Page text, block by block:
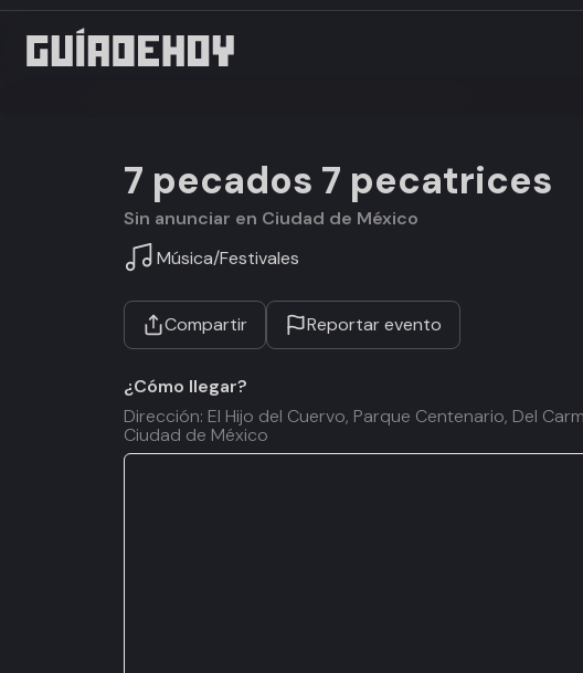
7 pecados 7 pecatrices
Sin anunciar en Ciudad de México
Música/Festivales
Compartir Reportar evento
¿Cómo llegar?
Dirección: El Hijo del Cuervo, Parque Centenario, Del
Ciudad de México